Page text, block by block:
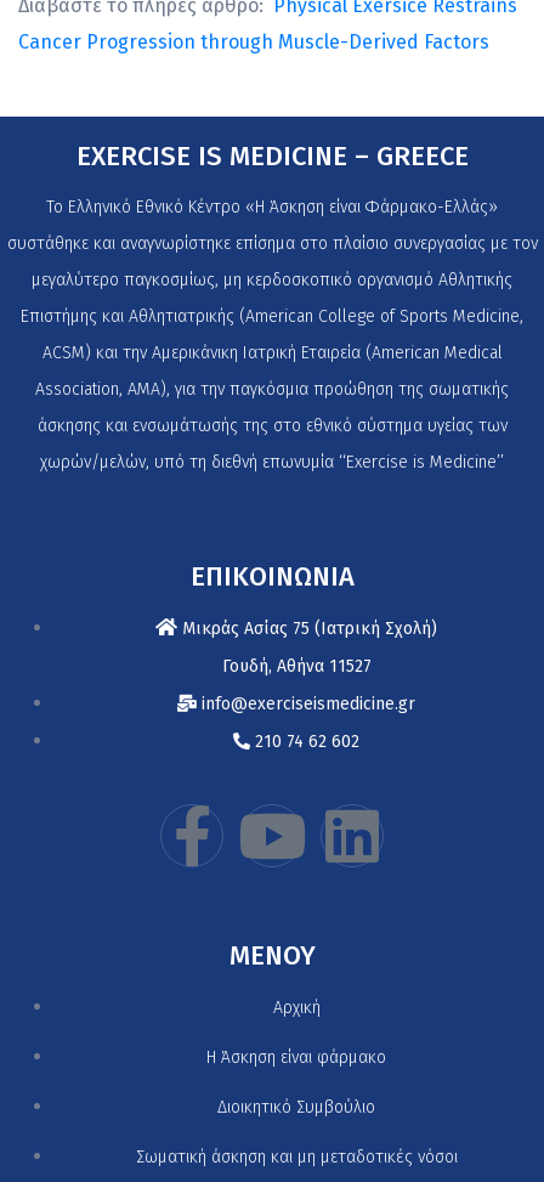
Διαβάστε το πλήρες άρθρο: Physical Exersice Restrains
Cancer Progression through Muscle-Derived Factors
EXERCISE IS MEDICINE – GREECE
Το Ελληνικό Εθνικό Κέντρο «Η Άσκηση είναι Φάρμακο-Ελλάς»
συστάθηκε και αναγνωρίστηκε επίσημα στο πλαίσιο συνεργασίας με τον
μεγαλύτερο παγκοσμίως, μη κερδοσκοπικό οργανισμό Αθλητικής
Επιστήμης και Αθλητιατρικής (American College of Sports Medicine,
ACSM) και την Αμερικάνικη Ιατρική Εταιρεία (American Medical
Association, AMA), για την παγκόσμια προώθηση της σωματικής
άσκησης και ενσωμάτωσής της στο εθνικό σύστημα υγείας των
χωρών/μελών, υπό τη διεθνή επωνυμία ‘‘Exercise is Medicine’’
ΕΠΙΚΟΙΝΩΝΙΑ
Μικράς Ασίας 75 (Ιατρική Σχολή)
Γουδή, Αθήνα 11527
info@exerciseismedicine.gr
210 74 62 602
MENOY
Αρχική
H Άσκηση είναι φάρμακο
Διοικητικό Συμβούλιο
Σωματική άσκηση και μη μεταδοτικές νόσοι